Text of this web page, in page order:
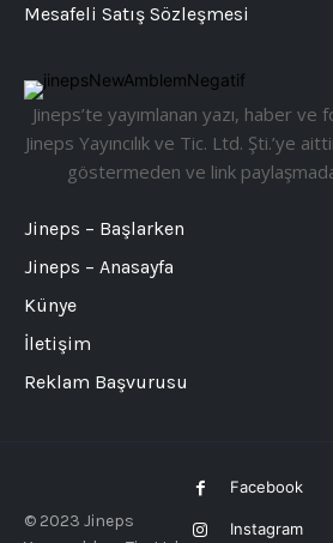
Jineps’te yayımlanan yazı, haber ve
Jineps Yayıncılık ve Tic. Ltd. Şti.’ye
göstermeden ve link
Jineps – Başlarken
Jineps – Anasayfa
Künye
İletişim
Reklam Başvurusu
Mesafeli Satış Sözleşmesi
© 2023 Jineps
Facebook
Instagram